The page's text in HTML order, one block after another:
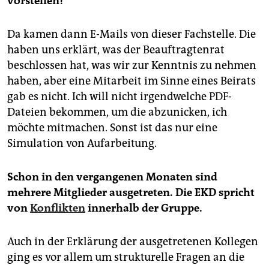
Da kamen dann E-Mails von dieser Fachstelle. Die
haben uns erklärt, was der Beauftragtenrat
beschlossen hat, was wir zur Kenntnis zu nehmen
haben, aber eine Mitarbeit im Sinne eines Beirats
gab es nicht. Ich will nicht irgendwelche PDF-
Dateien bekommen, um die abzunicken, ich
möchte mitmachen. Sonst ist das nur eine
Simulation von Aufarbeitung.
Schon in den vergangenen Monaten sind
mehrere Mitglieder ausgetreten. Die EKD spricht
vonKonflikteninnerhalb der Gruppe.
Auch in der Erklärung der ausgetretenen Kollegen
ging es vor allem um strukturelle Fragen an die